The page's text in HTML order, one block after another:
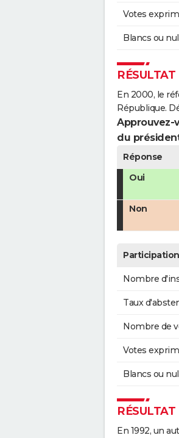
Votes
Blancs ou
En 2000, le
République.
Approuvez-
du
Réponse
Oui
Non
Nombre
Taux
Nombre de
Votes
Blancs ou
En 1992, un